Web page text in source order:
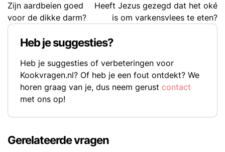
Zijn aardbeien goed
voor de dikke darm?
Heeft Jezus gezegd dat het oké
is om varkensvlees te eten?
Heb je suggesties?
Heb je suggesties of verbeteringen voor
Kookvragen.nl? Of heb je een fout ontdekt? We
horen graag van je, dus neem gerust contact
met ons op!
Gerelateerde vragen